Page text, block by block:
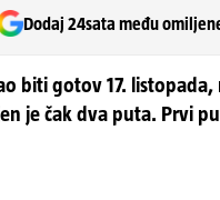
Dodaj 24sata među
biti gotov 17. listopada,
je čak dva puta. Prvi